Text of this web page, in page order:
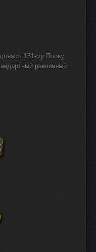
151-му Полку
равнинный